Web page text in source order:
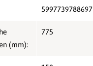
5997739788697
(mm):
775